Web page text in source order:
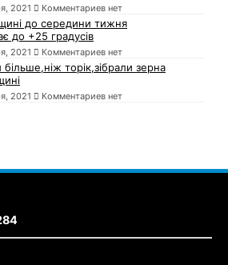
2021 Комментариев нет
до середини тижня
до +25 градусів
2021 Комментариев нет
торік,зібрали зерна
2021 Комментариев нет